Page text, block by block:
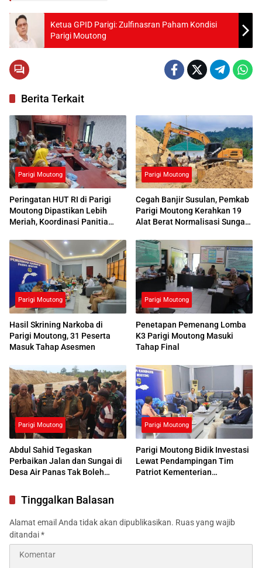
Ketua GPID Parigi: Zulfinasran Paham Kondisi
Parigi Moutong
Berita Terkait
Parigi Moutong
Peringatan HUT RI di Parigi
Moutong Dipastikan Lebih
Meriah, Koordinasi Panitia
Parigi Moutong
Cegah Banjir Susulan, Pemkab
Parigi Moutong Kerahkan 19
Alat Berat Normalisasi Sungai
Parigi Moutong
Hasil Skrining Narkoba di
Parigi Moutong, 31 Peserta
Masuk Tahap Asesmen
Parigi Moutong
Penetapan Pemenang Lomba
K3 Parigi Moutong Masuki
Tahap Final
Parigi Moutong
Abdul Sahid Tegaskan
Perbaikan Jalan dan Sungai di
Desa Air Panas Tak Boleh
Parigi Moutong
Parigi Moutong Bidik Investasi
Lewat Pendampingan Tim
Patriot Kementerian
Tinggalkan Balasan
Alamat email Anda tidak akan dipublikasikan. Ruas yang wajib
ditandai*